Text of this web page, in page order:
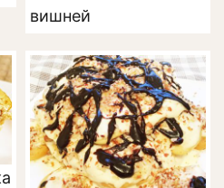
вишней